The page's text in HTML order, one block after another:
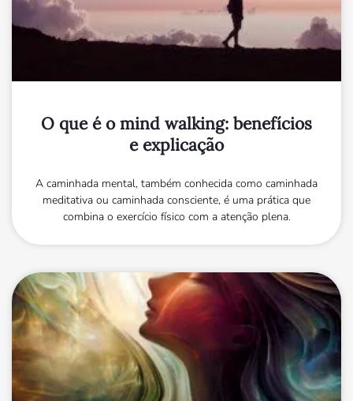
O que é o mind walking: benefícios
e explicação
A caminhada mental, também conhecida como caminhada
meditativa ou caminhada consciente, é uma prática que
combina o exercício físico com a atenção plena.